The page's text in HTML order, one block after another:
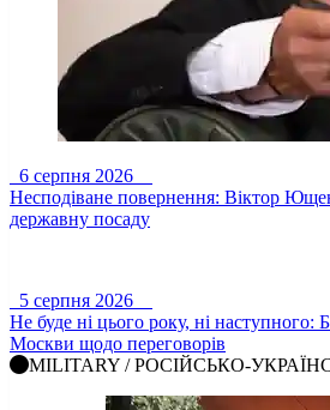
6 серпня 2026
Несподіване повернення: Віктор
державну посаду
5 серпня 2026
Не буде ні цього року, ні наступного:
Москви щодо переговорів
MILITARY / РОСІЙСЬКО-